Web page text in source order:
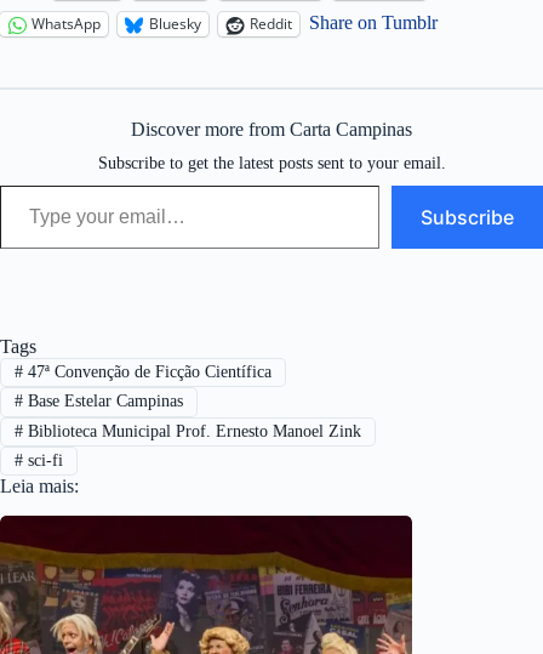
WhatsApp
Bluesky Reddit Share on Tumblr
Discover more from Carta Campinas
Subscribe to get the latest posts sent to your email.
Type your email…
Subscribe
Tags
#47ª Convenção de Ficção Científica
#Base Estelar Campinas
#Biblioteca Municipal Prof. Ernesto Manoel Zink
#sci-fi
Leia mais: